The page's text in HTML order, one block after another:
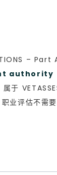
– Part
authority
业评估不需要